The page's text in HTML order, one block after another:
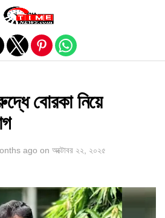
বোরকা নিয়ে
ago on অক্টোবর ২২, ২০২৫
mobile version